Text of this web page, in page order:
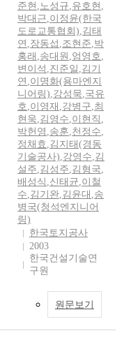
준현 ,노성규,유호현 ,
박대근,이정윤(한국
도로교통협회),김태
연 ,장동섭 ,조현준,박
홍래 ,송대원 ,엄영호,
변이석 ,진준일 ,김기
연 ,이명화(용마엔지
니어링),강성묵,국유
호,이영재 ,강병구,최
현욱,김영수,이현직 ,
박헌영 ,송훈,천정수,
정채효 ,김지태(경동
기술공사),강영수,김
설주,김성주,김형국,
배성식 ,신태균,이철
수,김기완,김윤대 ,송
병국(청석엔지니어
링)
한국토지공사
2003
한국건설기술연
구원
원문보기